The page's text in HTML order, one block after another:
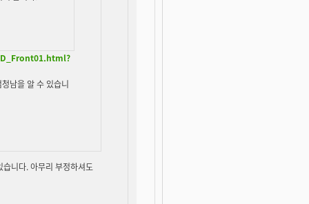
남을 알 수 있습니
니다. 아무리 부정하셔도